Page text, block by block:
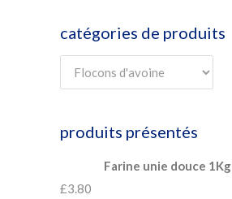
catégories de produits
produits présentés
Farine unie douce 1Kg
£3.80